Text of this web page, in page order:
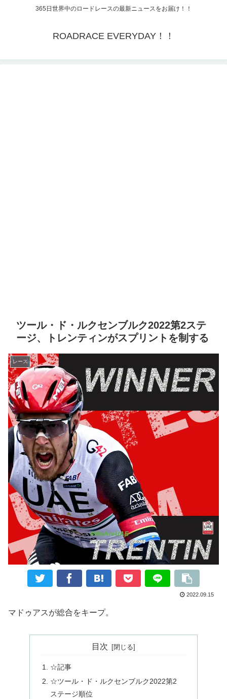
365日世界中のロードレースの最新ニュースをお届け！！
ROADRACE EVERYDAY！！
ツール・ド・ルクセンブルク2022第2ステ
ージ、トレンティンがスプリントを制する
レース
2022.09.15
マドゥアスが総合をキープ。
目次
☆記事
☆ツール・ド・ルクセンブルク2022第2
ステージ順位